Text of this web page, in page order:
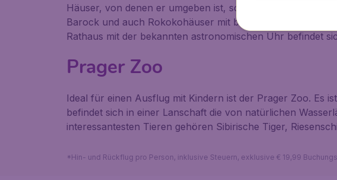
Häuser, von denen er umgeben ist, so besonders. Häuser
Barock und auch Rokokohäuser mit bunten Dächern
Rathaus mit der bekannten astronomischen Uhr befindet
Prager Zoo
Ideal für einen Ausflug mit Kindern ist der Prager Zoo. Es
befindet sich in einer Lanschaft die von natürlichen
interessantesten Tieren gehören Sibirische Tiger,
*Hin- und Rückflug pro Person, inklusive Steuern, exklusive € 19,99